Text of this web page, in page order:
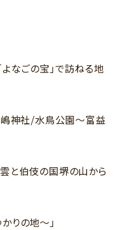
なごの宝」で訪ねる地
嶋神社/水鳥公園～富益
と伯伎の国堺の山から
りの地～」